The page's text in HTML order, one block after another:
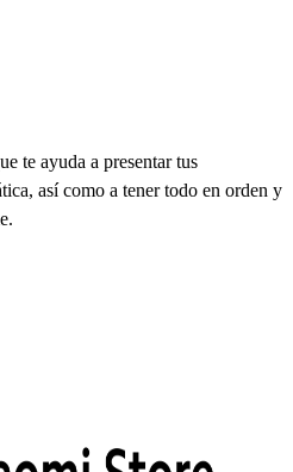
te ayuda a presentartus
tica, así como a tenertodo en orden y